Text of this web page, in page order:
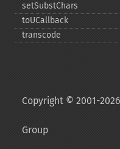
setSubstChars
toUCallback
transcode
Copyright © 2001-
Group